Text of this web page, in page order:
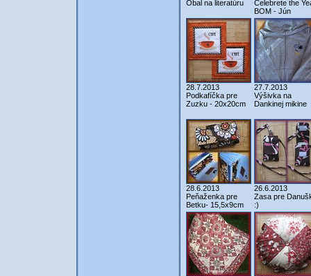
Obal na literatúru
Celebrete the
BOM - Jún
28.7.2013
Podkafíčka pre
Zuzku - 20x20cm
27.7.2013
Výšivka na
Dankinej mikine
28.6.2013
Peňaženka pre
Betku- 15,5x9cm
26.6.2013
Zasa pre
:)